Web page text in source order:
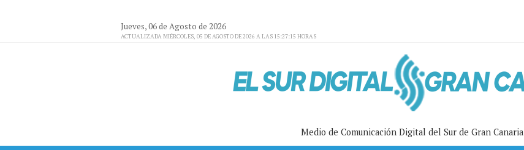
Jueves, 06 de Agosto de 2026
ACTUALIZADA MIÉRCOLES, 05 DE AGOSTO DE 2026 A LAS 15:27:15 HORAS
Medio de Comunicación Digital del Sur de Gran Canaria